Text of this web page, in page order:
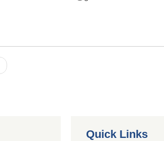
Quick Links